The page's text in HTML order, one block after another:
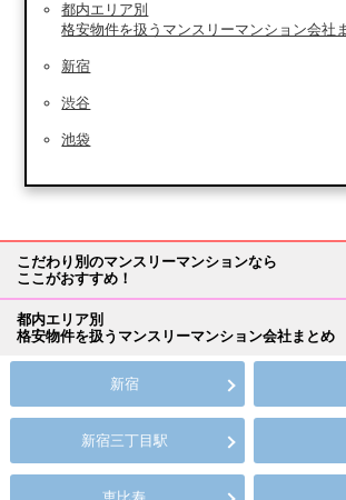
都内エリア別
格安物件を扱うマンスリーマンション会社
新宿
渋谷
池袋
こだわり別のマンスリーマンションなら
ここがおすすめ！
都内エリア別
格安物件を扱うマンスリーマンション会社まとめ
新宿
新宿三丁目駅